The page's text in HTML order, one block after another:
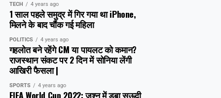
TECH 4 years ago
1 साल पहले समुद्र में गिर गया था iPhone,
मिलने के बाद चौंक गई महिला
POLITICS 4 years ago
गहलोत बने रहेंगे CM या पायलट को कमान?
राजस्थान संकट पर 2 दिन में सोनिया लेंगी
आखिरी फैसला |
SPORTS 4 years ago
FIFA World Cup 2022: जश्न में डूबा सऊदी